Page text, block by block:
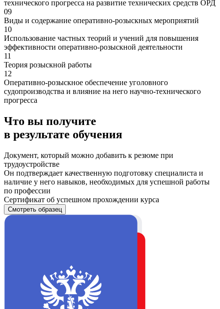
технического прогресса на развитие технических средств ОРД
09
Виды и содержание оперативно-розыскных мероприятий
10
Использование частных теорий и учений для повышения
эффективности оперативно-розыскной деятельности
11
Теория розыскной работы
12
Оперативно-розыскное обеспечение уголовного
судопроизводства и влияние на него научно-технического
прогресса
Что вы получите
в результате обучения
Документ, который можно добавить к резюме при
трудоустройстве
Он подтверждает качественную подготовку специалиста и
наличие у него навыков, необходимых для успешной работы
по профессии
Сертификат об успешном прохождении курса
Смотреть образец